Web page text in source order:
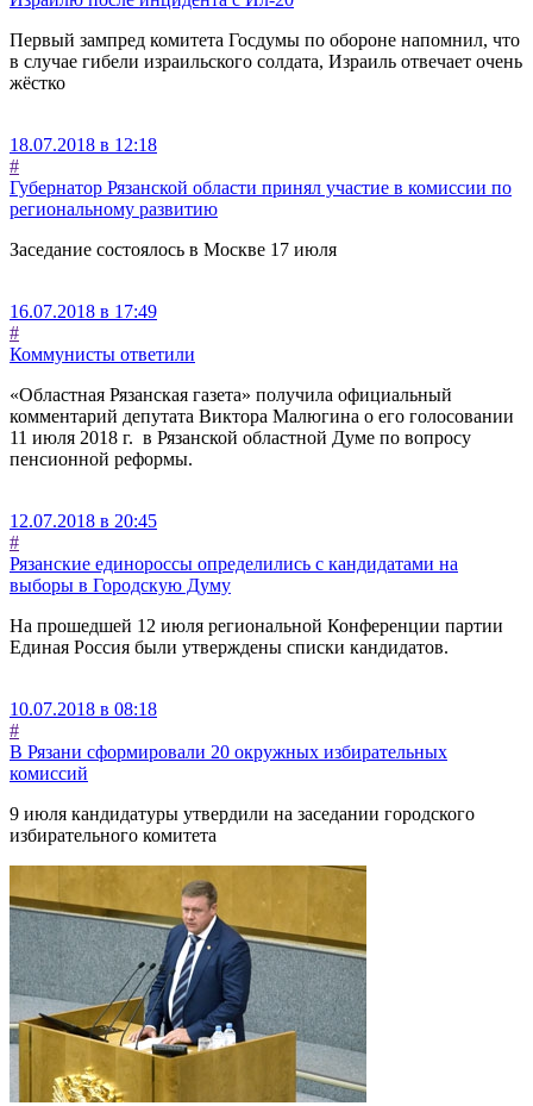
Первый зампред комитета Госдумы по обороне напомнил, что
в случае гибели израильского солдата, Израиль отвечает очень
жёстко
18.07.2018 в 12:18
#
Губернатор Рязанской области принял участие в комиссии по
региональному развитию
Заседание состоялось в Москве 17 июля
16.07.2018 в 17:49
#
Коммунисты ответили
«Областная Рязанская газета» получила официальный
комментарий депутата Виктора Малюгина о его голосовании
11 июля 2018 г. в Рязанской областной Думе по вопросу
пенсионной реформы.
12.07.2018 в 20:45
#
Рязанские единороссы определились с кандидатами на
выборы в Городскую Думу
На прошедшей 12 июля региональной Конференции партии
Единая Россия были утверждены списки кандидатов.
10.07.2018 в 08:18
#
В Рязани сформировали 20 окружных избирательных
комиссий
9 июля кандидатуры утвердили на заседании городского
избирательного комитета